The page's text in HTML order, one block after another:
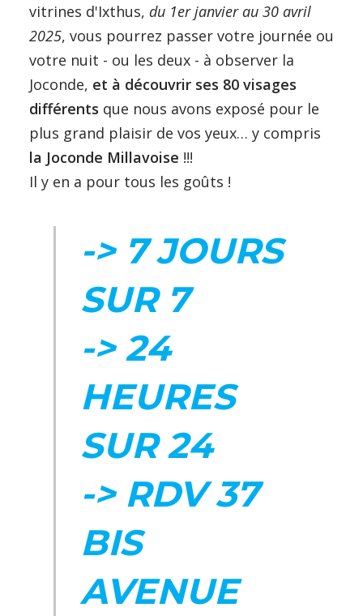
vitrines d'Ixthus, du 1er janvier au 30 avril
2025, vous pourrez passer votre journée ou
votre nuit - ou les deux - à observer la
Joconde, et à découvrir ses 80 visages
différents que nous avons exposé pour le
plus grand plaisir de vos yeux… y compris
la Joconde Millavoise !!!
Il y en a pour tous les goûts !
-> 7 JOURS
SUR 7
-> 24
HEURES
SUR 24
-> RDV 37
BIS
AVENUE